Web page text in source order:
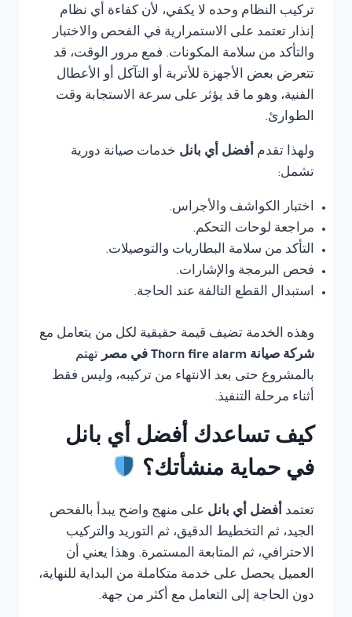
تركيب النظام وحده لا يكفي، لأن كفاءة أي نظام
إنذار تعتمد على الاستمرارية في الفحص والاختبار
والتأكد من سلامة المكونات. فمع مرور الوقت، قد
تتعرض بعض الأجهزة للأتربة أو التآكل أو الأعطال
الفنية، وهو ما قد يؤثر على سرعة الاستجابة وقت
الطوارئ.
ولهذا تقدم أفضل أي بانل خدمات صيانة دورية
تشمل:
اختبار الكواشف والأجراس.
مراجعة لوحات التحكم.
التأكد من سلامة البطاريات والتوصيلات.
فحص البرمجة والإشارات.
استبدال القطع التالفة عند الحاجة.
وهذه الخدمة تضيف قيمة حقيقية لكل من يتعامل مع
شركة صيانة Thorn fire alarm في مصر
تهتم
بالمشروع حتى بعد الانتهاء من تركيبه، وليس فقط
أثناء مرحلة التنفيذ.
كيف تساعدك أفضل أي بانل
في حماية منشأتك؟
تعتمد أفضل أي بانل على منهج واضح يبدأ بالفحص
الجيد، ثم التخطيط الدقيق، ثم التوريد والتركيب
الاحترافي، ثم المتابعة المستمرة. وهذا يعني أن
العميل يحصل على خدمة متكاملة من البداية للنهاية،
دون الحاجة إلى التعامل مع أكثر من جهة.